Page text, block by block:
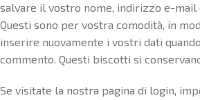
salvare il vostro nome, indirizzo e-mail
Questi sono per vostra comodità, in
inserire nuovamente i vostri dati
commento. Questi biscotti si
Se visitate la nostra pagina di login,